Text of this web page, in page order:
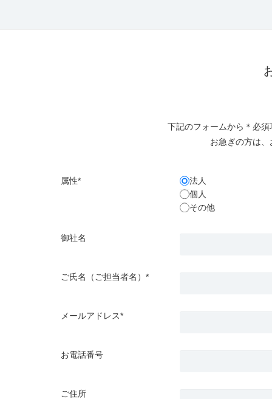
下記のフォームから＊必
お急ぎの方は
属性*
法人
個人
その他
御社名
ご氏名（ご担当者名）*
メールアドレス*
お電話番号
ご住所